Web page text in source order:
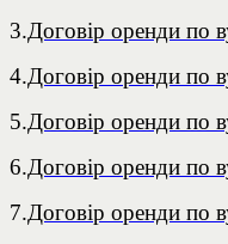
3.Договір оренди по
4.Договір оренди по
5.Договір оренди по
6.Договір оренди по
7.Договір оренди по